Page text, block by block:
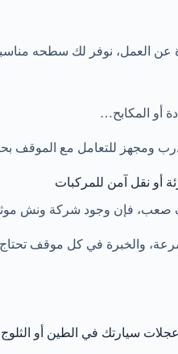
عن العمل، نوفر لك سطحه
أو المكابح…
ومجهز للتعامل مع الموقف
أو نقل آمن للمركبات
فإن وجود شركة ونش
والخبرة في كل موقف
سيارتك في الطين أو